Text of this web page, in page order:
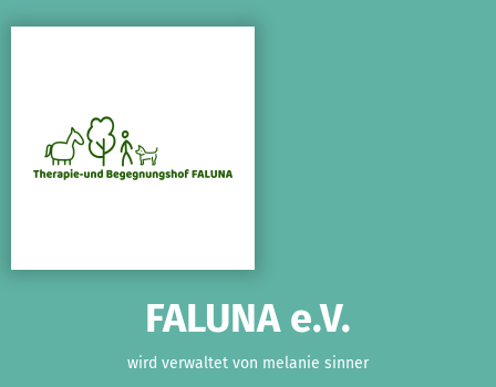
FALUNA e.V.
wird verwaltet von melanie sinner